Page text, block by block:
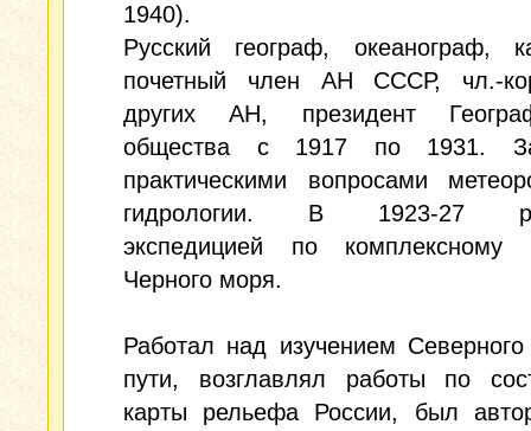
1940).
Русский географ, океанограф,
почетный член АН СССР, чл.-
других АН, президент
общества с 1917 по 1931.
практическими вопросами
гидрологии. В 1923-27
экспедицией по комплексному
Черного моря.
Работал над изучением Северного
пути, возглавлял работы по
карты рельефа России, был